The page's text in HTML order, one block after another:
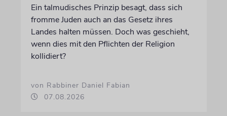
Ein talmudisches Prinzip besagt, dass sich
fromme Juden auch an das Gesetz ihres
Landes halten müssen. Doch was geschieht,
wenn dies mit den Pflichten der Religion
kollidiert?
von Rabbiner Daniel Fabian
07.08.2026